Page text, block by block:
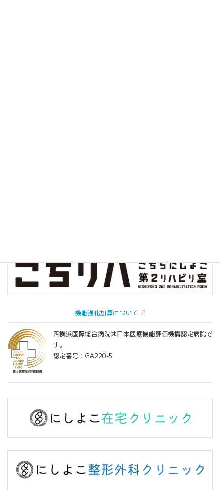
機能強化加算について
西横浜国際総合病院は日本医療機能評価機構認定病院で
す。
認定番号：GA220-5